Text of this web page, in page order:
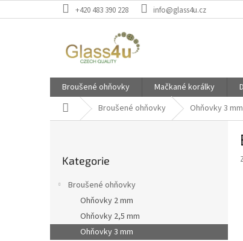
na
+420 483 390 228 info@glass4u.cz
Broušené ohňovky Mačkané korálky
Domů Broušené ohňovky Ohňovky 3 mm
kategorie
Kategorie
Broušené ohňovky
Ohňovky 2 mm
Ohňovky 2,5 mm
Ohňovky 3 mm